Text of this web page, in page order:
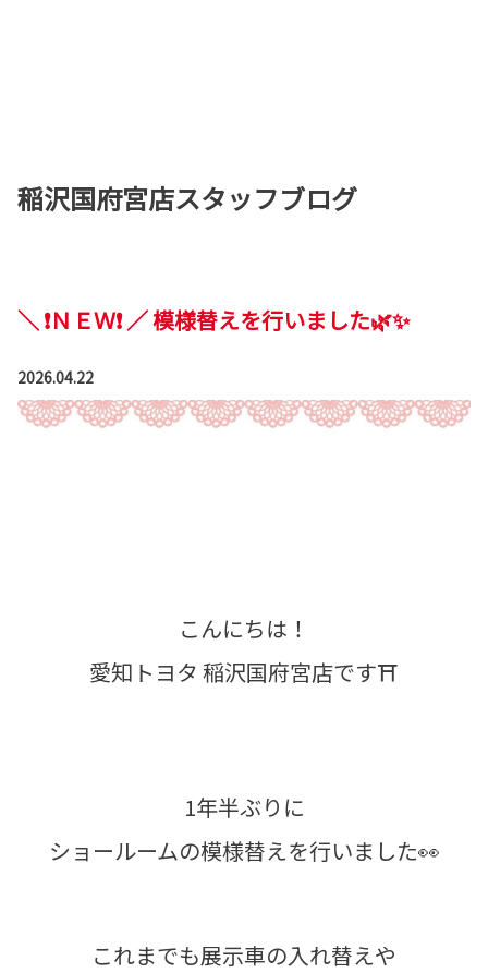
稲沢国府宮店スタッフブログ
＼ ❗ＮＥＷ❗ ／ 模様替えを行いました🌿✨
2026.04.22
こんにちは！
愛知トヨタ 稲沢国府宮店です⛩️
1年半ぶりに
ショールームの模様替えを行いました👀
これまでも展示車の入れ替えや